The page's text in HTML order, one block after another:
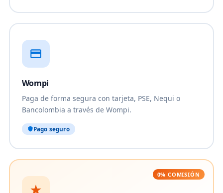
Wompi
Paga de forma segura con tarjeta, PSE, Nequi o
Bancolombia a través de Wompi.
Pago seguro
0% COMISIÓN